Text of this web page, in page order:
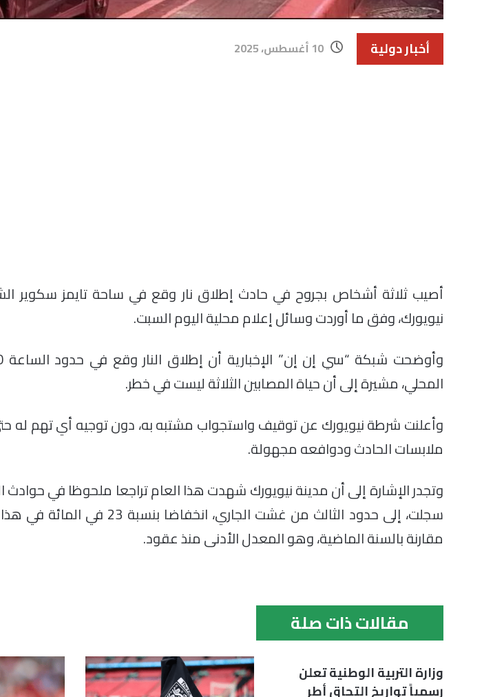
أخبار دولية 10 أغسطس، 2025
أصيب ثلاثة أشخاص بجروح في حادث إطلاق نار وقع في ساحة تايمز سكوير
نيويورك، وفق ما أوردت وسائل إعلام محلية اليوم السبت.
المحلي، مشيرة إلى أن حياة المصابين الثلاثة ليست في خطر.
وأعلنت شرطة نيويورك عن توقيف واستجواب مشتبه به، دون توجيه أي تهم له حتى
ملابسات الحادث ودوافعه مجهولة.
وتجدر الإشارة إلى أن مدينة نيويورك شهدت هذا العام تراجعا ملحوظا في
سجلت، إلى حدود الثالث من غشت الجاري،
مقارنة بالسنة الماضية، وهو المعدل الأدنى منذ عقود.
مقالات ذات صلة
وزارة التربية الوطنية تعلن
رسمياً تواريخ التحاق أطر